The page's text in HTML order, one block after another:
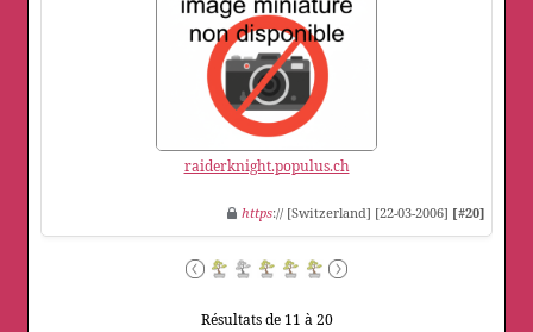
raiderknight.populus.ch
https:// [Switzerland] [22-03-2006] [#20]
Résultats de 11 à 20